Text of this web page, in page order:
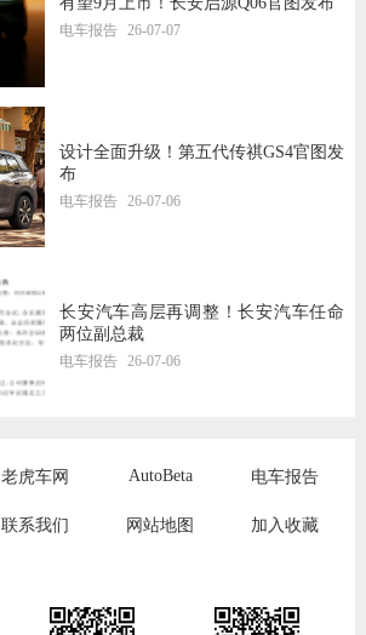
电车报告 26-07-07
设计全面升级！第五代传祺GS4官图发
布
电车报告 26-07-06
长安汽车高层再调整！长安汽车任命
两位副总裁
电车报告 26-07-06
老虎车网 AutoBeta 电车报告
联系我们 网站地图 加入收藏